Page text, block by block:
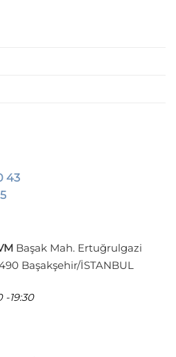
43
Başak Mah. Ertuğrulgazi
Başakşehir/İSTANBUL
-19:30